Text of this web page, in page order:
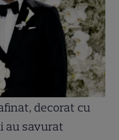
decorat cu
au savurat